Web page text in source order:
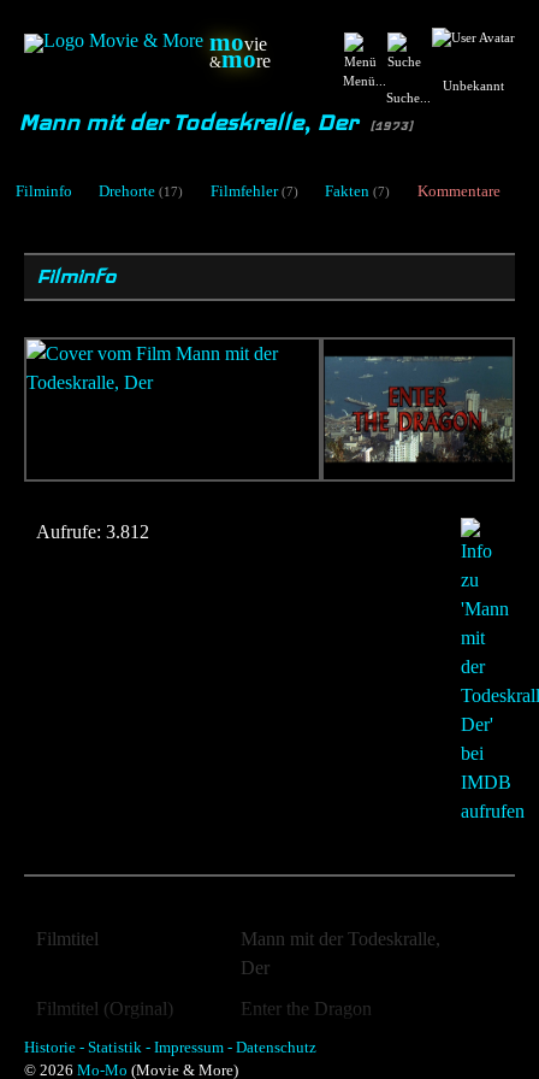
movie
&more
Menü...
Suche...
Unbekannt
Mann mit der Todeskralle, Der [1973]
Filminfo Drehorte (17) Filmfehler (7) Fakten (7) Kommentare
Filminfo
Aufrufe: 3.812
Filmtitel
Mann mit der Todeskralle,
Der
Filmtitel (Orginal)
Enter the Dragon
Jahr:
1973
Historie - Statistik - Impressum - Datenschutz
© 2026 Mo-Mo (Movie & More)